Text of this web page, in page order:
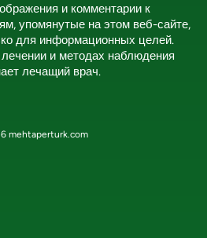
и комментарии к
упомянутые на этом веб-сайте,
для информационных целей.
и методах наблюдения
лечащий врач.
mehtaperturk.com